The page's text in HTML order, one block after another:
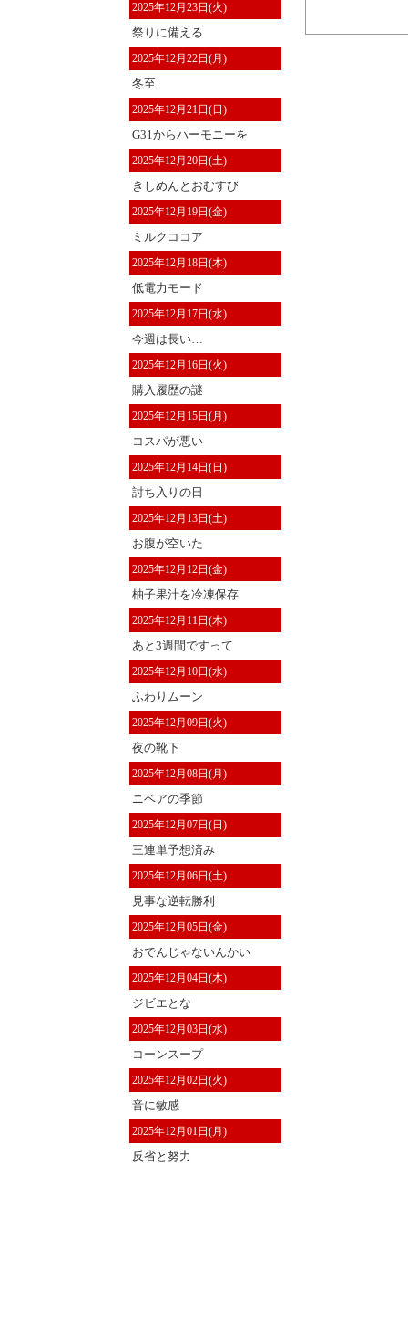
2025年12月23日(火)
祭りに備える
2025年12月22日(月)
冬至
2025年12月21日(日)
G31からハーモニーを
2025年12月20日(土)
きしめんとおむすび
2025年12月19日(金)
ミルクココア
2025年12月18日(木)
低電力モード
2025年12月17日(水)
今週は長い…
2025年12月16日(火)
購入履歴の謎
2025年12月15日(月)
コスパが悪い
2025年12月14日(日)
討ち入りの日
2025年12月13日(土)
お腹が空いた
2025年12月12日(金)
柚子果汁を冷凍保存
2025年12月11日(木)
あと3週間ですって
2025年12月10日(水)
ふわりムーン
2025年12月09日(火)
夜の靴下
2025年12月08日(月)
ニベアの季節
2025年12月07日(日)
三連単予想済み
2025年12月06日(土)
見事な逆転勝利
2025年12月05日(金)
おでんじゃないんかい
2025年12月04日(木)
ジビエとな
2025年12月03日(水)
コーンスープ
2025年12月02日(火)
音に敏感
2025年12月01日(月)
反省と努力